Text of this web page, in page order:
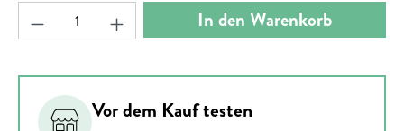
Produkt Anzahl: Gib den gewünschten Wert ein
In den Warenkorb
Vor dem Kauf testen